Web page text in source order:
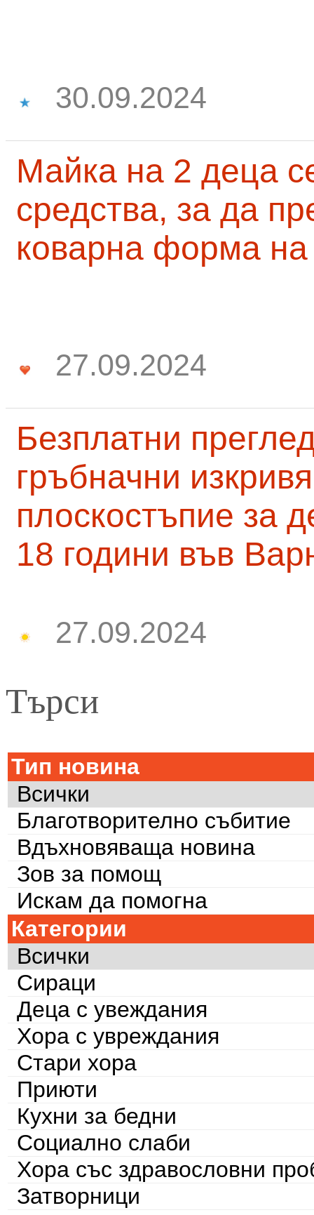
30.09.2024
Майка на 2 деца
средства, за да
коварна форма на
27.09.2024
Безплатни
гръбначни
плоскостъпие за
18 години във
27.09.2024
Търси
Тип новина
Всички
Благотворително събитие
Вдъхновяваща новина
Зов за помощ
Искам да помогна
Категории
Всички
Сираци
Деца с увеждания
Хора с увреждания
Стари хора
Приюти
Кухни за бедни
Социално слаби
Хора със здравословни
Затворници